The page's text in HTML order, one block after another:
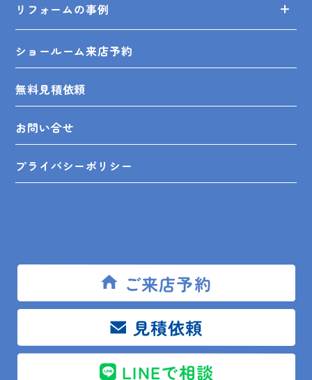
ご来店予約
見積依頼
LINEで相談
リフォームの事例
ショールーム来店予約
無料見積依頼
お問い合せ
プライバシーポリシー
木更津店 〒292-0055 木更津市朝日3-10-9
〒294-0054 館山市湊510-1
鴨川店 〒296-0001 鴨川市横渚283-1